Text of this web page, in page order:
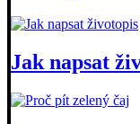
Jak napsat